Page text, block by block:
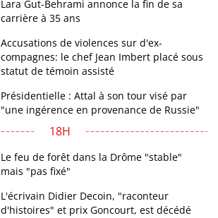
Lara Gut-Behrami annonce la fin de sa
carrière à 35 ans
Accusations de violences sur d'ex-
compagnes: le chef Jean Imbert placé sous
statut de témoin assisté
Présidentielle : Attal à son tour visé par
"une ingérence en provenance de Russie"
18H
Le feu de forêt dans la Drôme "stable"
mais "pas fixé"
L'écrivain Didier Decoin, "raconteur
d'histoires" et prix Goncourt, est décédé